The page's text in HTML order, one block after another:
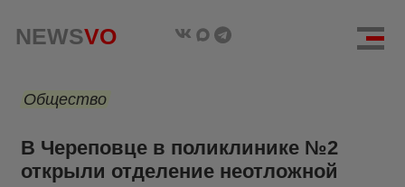
NEWSVO
Общество
В Череповце в поликлинике №2
открыли отделение неотложной